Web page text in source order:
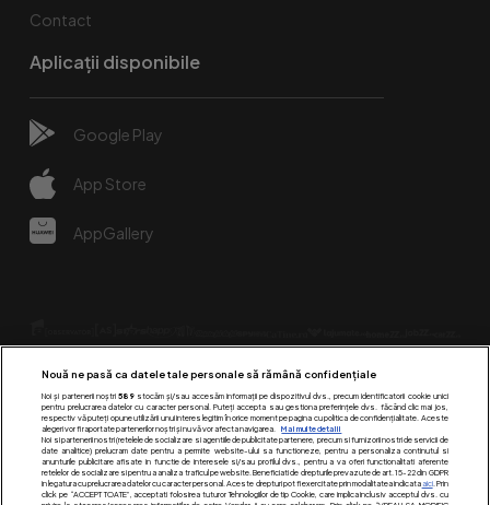
Contact
Aplicații disponibile
Google Play
App Store
AppGallery
Urmărește-ne pe:
Nouă ne pasă ca datele tale personale să rămână confidențiale
Noi și partenerii noștri 589stocăm și/sau accesăm informații pe dispozitivul dvs., precum identificatorii cookie unici
pentru prelucrarea datelor cu caracter personal. Puteți accepta sau gestiona preferințele dvs. făcând clic mai jos,
respectiv vă puteți opune utilizării unui interes legitim în orice moment pe pagina cu politica de confidențialitate. Aceste
alegeri vor fi raportate partenerilor noștri și nu vă vor afecta navigarea.
Mai multe detalii
Noi si partenerii nostri (retelele de socializare si agentiile de publicitate partenere, precum si furnizorii nostri de servicii de
date analitice) prelucram date pentru a permite website-ului sa functioneze, pentru a personaliza continutul si
anunturile publicitare afisate in functie de interesele si/sau profilul dvs., pentru a va oferi functionalitati aferente
retelelor de socializare si pentru a analiza traficul pe website. Beneficiati de drepturile prevazute de art. 15-22 din GDPR
in legatura cu prelucrarea datelor cu caracter personal. Aceste drepturi pot fi exercitate prin modalitatea indicataaici. Prin
click pe “ACCEPT TOATE”, acceptati folosirea tuturor Tehnologiilor de tip Cookie, care implica inclusiv acceptul dvs. cu